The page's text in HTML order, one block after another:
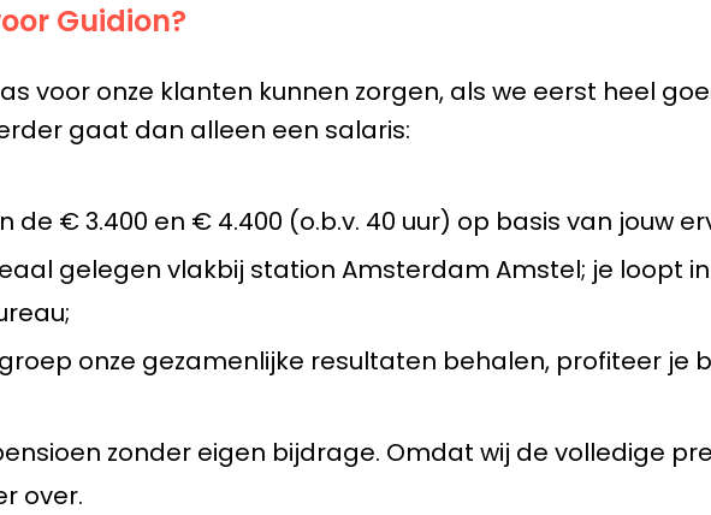
Guidion?
voor onze klanten kunnen zorgen, als we eerst heel
gaat dan alleen een salaris:
de € 3.400 en € 4.400 (o.b.v. 40 uur) op basis van jouw
gelegen vlakbij station Amsterdam Amstel; je loopt
onze gezamenlijke resultaten behalen, profiteer je
zonder eigen bijdrage. Omdat wij de volledige
over.